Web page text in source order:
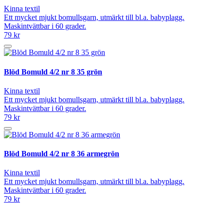
Kinna textil
Ett mycket mjukt bomullsgarn, utmärkt till bl.a. babyplagg.
Maskintvättbar i 60 grader.
79 kr
Blöd Bomuld 4/2 nr 8 35 grön
Kinna textil
Ett mycket mjukt bomullsgarn, utmärkt till bl.a. babyplagg.
Maskintvättbar i 60 grader.
79 kr
Blöd Bomuld 4/2 nr 8 36 armegrön
Kinna textil
Ett mycket mjukt bomullsgarn, utmärkt till bl.a. babyplagg.
Maskintvättbar i 60 grader.
79 kr